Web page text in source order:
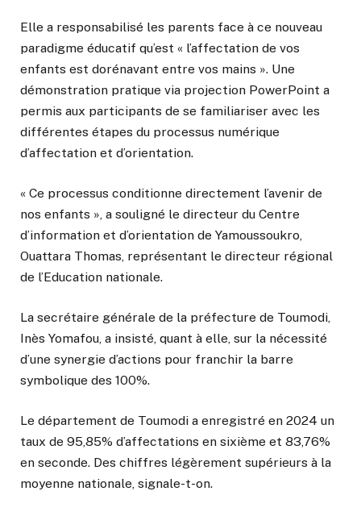
Elle a responsabilisé les parents face à ce nouveau
paradigme éducatif qu’est « l’affectation de vos
enfants est dorénavant entre vos mains ». Une
démonstration pratique via projection PowerPoint a
permis aux participants de se familiariser avec les
différentes étapes du processus numérique
d’affectation et d’orientation.
« Ce processus conditionne directement l’avenir de
nos enfants », a souligné le directeur du Centre
d’information et d’orientation de Yamoussoukro,
Ouattara Thomas, représentant le directeur régional
de l’Education nationale.
La secrétaire générale de la préfecture de Toumodi,
Inès Yomafou, a insisté, quant à elle, sur la nécessité
d’une synergie d’actions pour franchir la barre
symbolique des 100%.
Le département de Toumodi a enregistré en 2024 un
taux de 95,85% d’affectations en sixième et 83,76%
en seconde. Des chiffres légèrement supérieurs à la
moyenne nationale, signale-t-on.